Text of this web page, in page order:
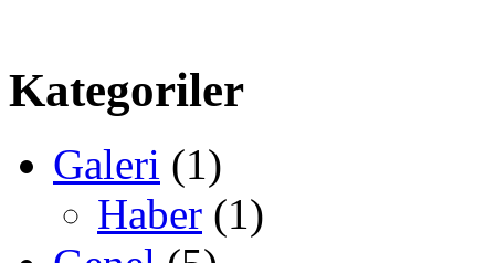
Kategoriler
Galeri (1)
Haber (1)